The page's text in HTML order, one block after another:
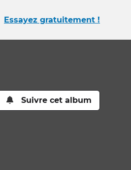
Essayez gratuitement !
Suivre cet album